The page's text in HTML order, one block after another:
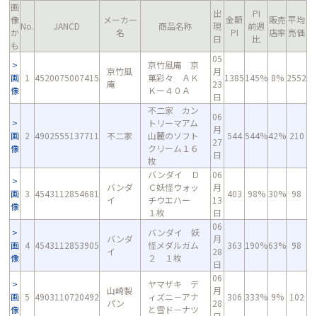
画
像
か
も
No. JANCD
メーカー
名
商品名称
出
現
日
金額
PI
PI
前週
比
販売
店率
平均
売価
画
像
1 4520075007415
京竹風
庵
京竹風庵 京
菓彩々 ＡＫ
Ｋー４０Ａ
05
月
23
日
1385145% 8% 2552
画
像
2 4902555137711 不二家
不二家 カン
トリーマアム
山麓のソフト
クリーム１６
枚
06
月
27
日
544 544%42% 210
画
像
3 4543112854681
バンダ
イ
バンダイ Ｄ
Ｃ妖怪ウォッ
チウエハー
１枚
06
月
13
日
403 98% 30% 98
画
像
4 4543112853905
バンダ
イ
バンダイ 妖
怪メダルガム
２ １枚
06
月
28
日
363 190%63% 98
画
像
5 4903110720492
山崎製
パン
ヤマザキ デ
ィズニ－アナ
と雪ド－ナツ
06
月
28
306 333% 9% 102